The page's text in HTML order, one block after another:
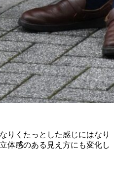
りくたっとした感じにはなり
体感のある見え方にも変化し